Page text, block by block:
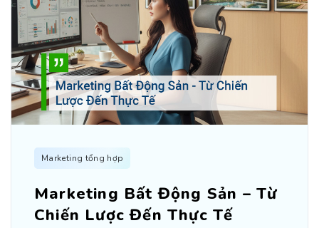
Marketing tổng hợp
Marketing Bất Động Sản – Từ
Chiến Lược Đến Thực Tế